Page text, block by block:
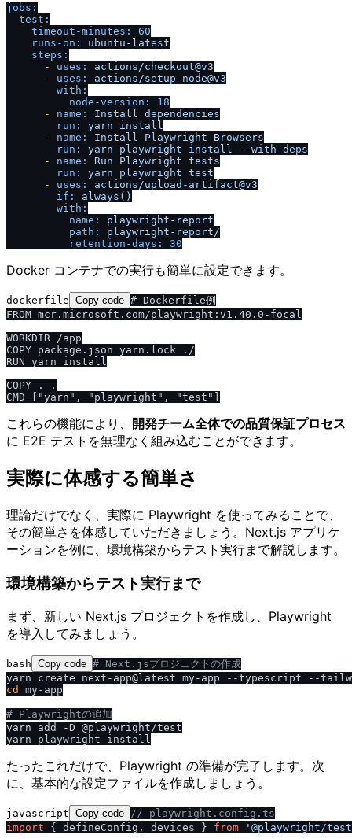
jobs:
test:
timeout-minutes:
60
runs-on:
ubuntu-latest
steps:
-
uses: actions /checkout@v3
-
uses: actions /setup-node@v3
with:
node-version:
18
-
name: Install
dependencies
run:
yarn
install
-
name: Install Playwright
Browsers
run:
yarn playwright install
--with-deps
-
name: Run Playwright tests
run:
yarn playwright test
-
uses: actions /upload-artifact@v3
if:
always()
with:
name:
playwright-report
path:
playwright-report /
retention-days:
30
Docker コンテナでの実行も簡単に設定できます。
dockerfile Copy code # Dockerfile例
FROM mcr.microsoft.com/playwright:v1.40.0-focal
WORKDIR /app
COPY package.json yarn.lock ./
RUN yarn install
COPY . .
これらの機能により、 開発チーム全体での品質保証プロセス
に E2E テストを無理なく組み込むことができます。
実際に体感する簡単さ
理論だけでなく、実際に Playwright を使ってみることで、
その簡単さを体感していただきましょう。Next.js アプリケ
ーションを例に、環境構築からテスト実行まで解説します。
環境構築からテスト実行まで
まず、新しい Next.js プロジェクトを作成し、Playwright
を導入してみましょう。
bash Copy code # Next.jsプロジェクトの作成
cd my-app
# Playwrightの追加
yarn add -D @playwright/test
たったこれだけで、Playwright の準備が完了します。次
に、基本的な設定ファイルを作成しましょう。
javascript Copy code // playwright.config.ts
import { defineConfig, devices } from '@playwright/